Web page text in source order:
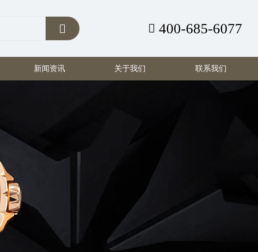
400-685-6077
新闻资讯 关于我们 联系我们